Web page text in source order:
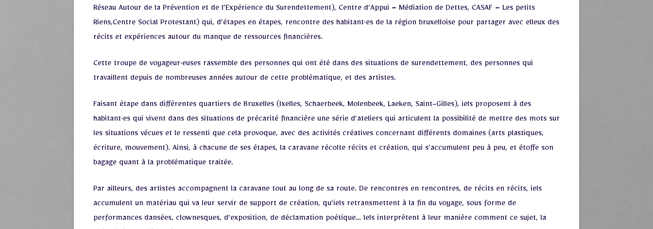
Réseau Autour de la Prévention et de l’Expérience du Surendettement), Centre d’Appui – Médiation de Dettes, CASAF – Les petits
Riens,Centre Social Protestant) qui, d’étapes en étapes, rencontre des habitant·es de la région bruxelloise pour partager avec elleux des
récits et expériences autour du manque de ressources financières.
Cette troupe de voyageur·euses rassemble des personnes qui ont été dans des situations de surendettement, des personnes qui
travaillent depuis de nombreuses années autour de cette problématique, et des artistes.
Faisant étape dans différentes quartiers de Bruxelles (Ixelles, Schaerbeek, Molenbeek, Laeken, Saint-Gilles), iels proposent à des
habitant·es qui vivent dans des situations de précarité financière une série d’ateliers qui articulent la possibilité de mettre des mots sur
les situations vécues et le ressenti que cela provoque, avec des activités créatives concernant différents domaines (arts plastiques,
écriture, mouvement). Ainsi, à chacune de ses étapes, la caravane récolte récits et création, qui s’accumulent peu à peu, et étoffe son
bagage quant à la problématique traitée.
Par ailleurs, des artistes accompagnent la caravane tout au long de sa route. De rencontres en rencontres, de récits en récits, iels
accumulent un matériau qui va leur servir de support de création, qu’iels retransmettent à la fin du voyage, sous forme de
performances dansées, clownesques, d’exposition, de déclamation poétique… Iels interprètent à leur manière comment ce sujet, la